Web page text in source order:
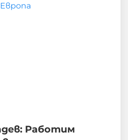
Работим